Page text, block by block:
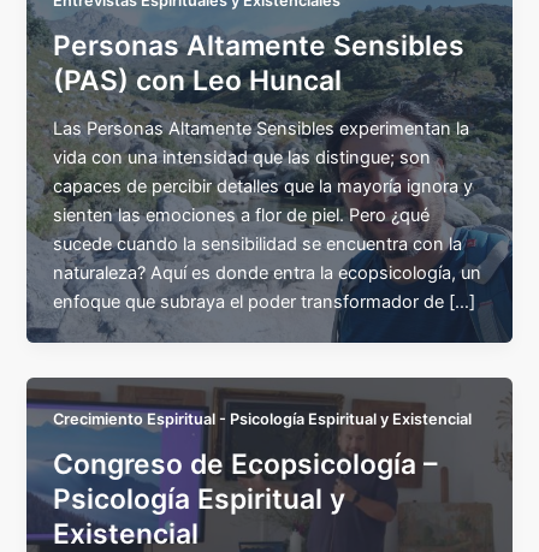
Personas Altamente Sensibles
(PAS) con Leo Huncal
Las Personas Altamente Sensibles experimentan la
vida con una intensidad que las distingue; son
capaces de percibir detalles que la mayoría ignora y
sienten las emociones a flor de piel. Pero ¿qué
sucede cuando la sensibilidad se encuentra con la
naturaleza? Aquí es donde entra la ecopsicología, un
enfoque que subraya el poder transformador de […]
Crecimiento Espiritual - Psicología Espiritual y Existencial
Congreso de Ecopsicología –
Psicología Espiritual y
Existencial